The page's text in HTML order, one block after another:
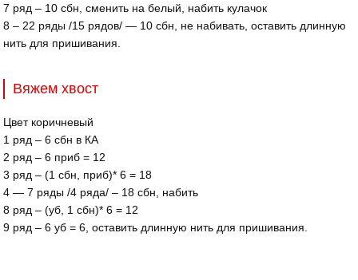
7 ряд – 10 сбн, сменить на белый, набить кулачок
8 – 22 ряды /15 рядов/ — 10 сбн, не набивать, оставить длинную
нить для пришивания.
Вяжем хвост
Цвет коричневый
1 ряд – 6 сбн в КА
2 ряд – 6 приб = 12
3 ряд – (1 сбн, приб)* 6 = 18
4 — 7 ряды /4 ряда/ – 18 сбн, набить
8 ряд – (уб, 1 сбн)* 6 = 12
9 ряд – 6 уб = 6, оставить длинную нить для пришивания.